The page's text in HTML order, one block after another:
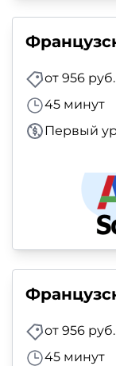
от 956 руб.
45 минут
Первый
от 956 руб.
45 минут